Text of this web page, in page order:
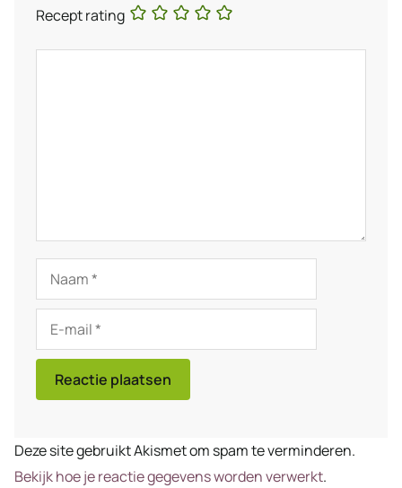
Recept rating
Naam
mail
Deze site gebruikt Akismet om spam te verminderen.
Bekijk hoe je reactie gegevens worden verwerkt.